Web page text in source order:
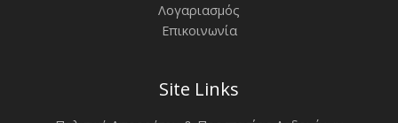
Λογαριασμός
Επικοινωνία
Site Links